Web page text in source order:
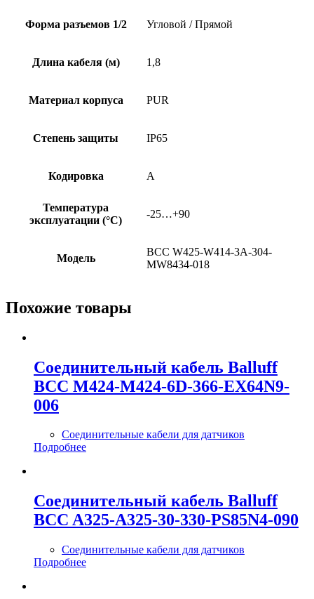
Форма разъемов 1/2 Угловой / Прямой
Длина кабеля (м) 1,8
Материал корпуса PUR
Степень защиты IP65
Кодировка A
Температура
эксплуатации (°C)
-25…+90
Модель
BCC W425-W414-3A-304-
MW8434-018
Похожие товары
Соединительный кабель Balluff
BCC M424-M424-6D-366-EX64N9-
006
Соединительные кабели для датчиков
Подробнее
Соединительный кабель Balluff
BCC A325-A325-30-330-PS85N4-090
Соединительные кабели для датчиков
Подробнее